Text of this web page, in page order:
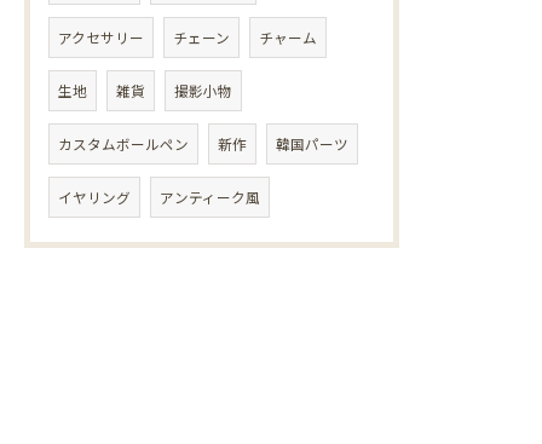
アクセサリー チェーン チャーム
生地 雑貨 撮影小物
カスタムボールペン 新作 韓国パーツ
イヤリング アンティーク風